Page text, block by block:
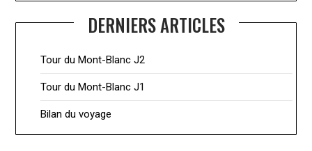
DERNIERS ARTICLES
Tour du Mont-Blanc J2
Tour du Mont-Blanc J1
Bilan du voyage